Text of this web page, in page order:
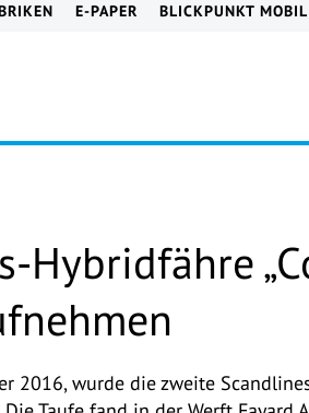
E-PAPER BLICKPUNKT
Hybridfähre
2016, wurde die zweite